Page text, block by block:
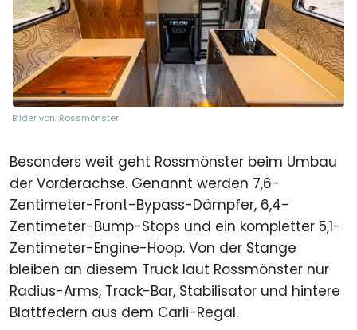
Bilder von: Rossmönster
Besonders weit geht Rossmönster beim Umbau
der Vorderachse. Genannt werden 7,6-
Zentimeter-Front-Bypass-Dämpfer, 6,4-
Zentimeter-Bump-Stops und ein kompletter 5,1-
Zentimeter-Engine-Hoop. Von der Stange
bleiben an diesem Truck laut Rossmönster nur
Radius-Arms, Track-Bar, Stabilisator und hintere
Blattfedern aus dem Carli-Regal.